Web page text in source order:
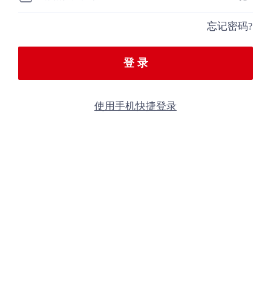
忘记密码?
登 录
使用手机快捷登录